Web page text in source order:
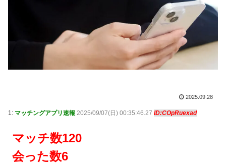
2025.09.28
1: マッチングアプリ速報 2025/09/07(日) 00:35:46.27 ID:COpRuexad
マッチ数120
会った数6